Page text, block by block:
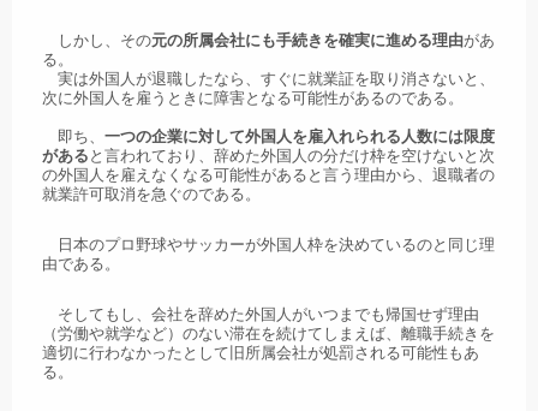
しかし、その元の所属会社にも手続きを確実に進める理由があ
る。
実は外国人が退職したなら、すぐに就業証を取り消さないと、
次に外国人を雇うときに障害となる可能性があるのである。
即ち、 一つの企業に対して外国人を雇入れられる人数には限度
がある と言われており、辞めた外国人の分だけ枠を空けないと次
の外国人を雇えなくなる可能性があると言う理由から、退職者の
就業許可取消を急ぐのである。
日本のプロ野球やサッカーが外国人枠を決めているのと同じ理
由である。
そしてもし、会社を辞めた外国人がいつまでも帰国せず理由
（労働や就学など）のない滞在を続けてしまえば、離職手続きを
適切に行わなかったとして旧所属会社が処罰される可能性もあ
る。